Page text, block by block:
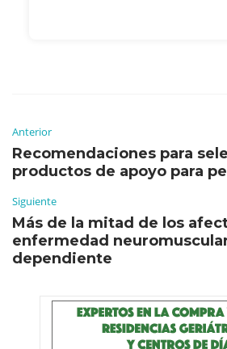
Anterior
Recomendaciones para
productos de apoyo para
Siguiente
Más de la mitad de los
enfermedad
dependiente